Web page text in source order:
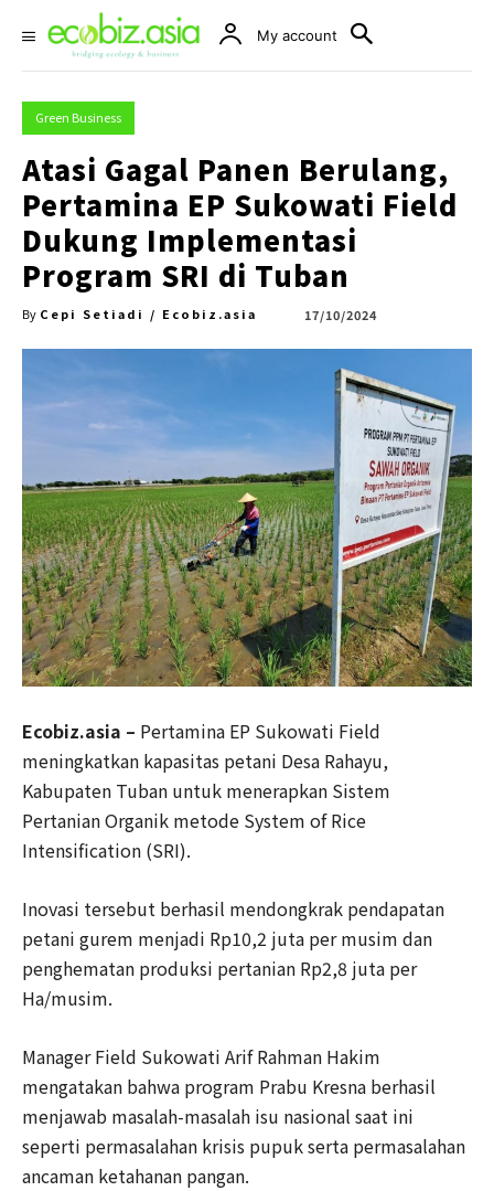
My account
Green Business
Atasi Gagal Panen Berulang,
Pertamina EP Sukowati Field
Dukung Implementasi
Program SRI di Tuban
By Cepi Setiadi / Ecobiz.asia 17/10/2024
Ecobiz.asia – Pertamina EP Sukowati Field
meningkatkan kapasitas petani Desa Rahayu,
Kabupaten Tuban untuk menerapkan Sistem
Pertanian Organik metode System of Rice
Intensification (SRI).
Inovasi tersebut berhasil mendongkrak pendapatan
petani gurem menjadi Rp10,2 juta per musim dan
penghematan produksi pertanian Rp2,8 juta per
Ha/musim.
Manager Field Sukowati Arif Rahman Hakim
mengatakan bahwa program Prabu Kresna berhasil
menjawab masalah-masalah isu nasional saat ini
seperti permasalahan krisis pupuk serta permasalahan
ancaman ketahanan pangan.